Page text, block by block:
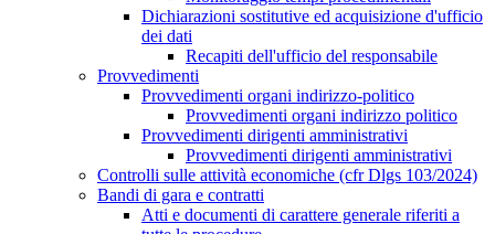
Dichiarazioni sostitutive ed acquisizione d'ufficio
dei dati
Recapiti dell'ufficio del responsabile
Provvedimenti
Provvedimenti organi indirizzo-politico
Provvedimenti organi indirizzo politico
Provvedimenti dirigenti amministrativi
Provvedimenti dirigenti amministrativi
Controlli sulle attività economiche (cfr Dlgs 103/2024)
Bandi di gara e contratti
Atti e documenti di carattere generale riferiti a